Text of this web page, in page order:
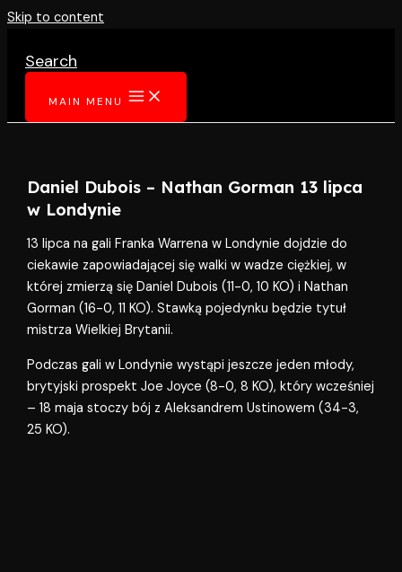
Skip to content
Search
MAIN MENU
Daniel Dubois – Nathan Gorman 13 lipca
w Londynie
13 lipca na gali Franka Warrena w Londynie dojdzie do
ciekawie zapowiadającej się walki w wadze ciężkiej, w
której zmierzą się Daniel Dubois (11-0, 10 KO) i Nathan
Gorman (16-0, 11 KO). Stawką pojedynku będzie tytuł
mistrza Wielkiej Brytanii.
Podczas gali w Londynie wystąpi jeszcze jeden młody,
brytyjski prospekt Joe Joyce (8-0, 8 KO), który wcześniej
– 18 maja stoczy bój z Aleksandrem Ustinowem (34-3,
25 KO).